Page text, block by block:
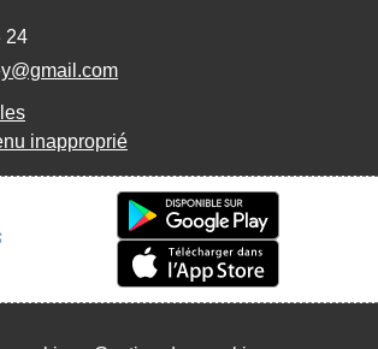
24
inapproprié